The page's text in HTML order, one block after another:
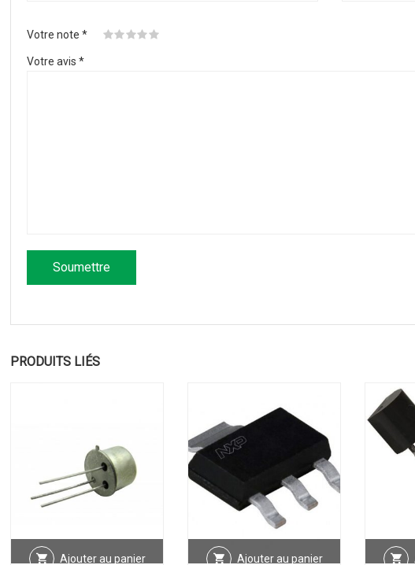
Votre note *
Votre avis *
PRODUITS LIÉS
Ajouter au panier Ajouter au panier